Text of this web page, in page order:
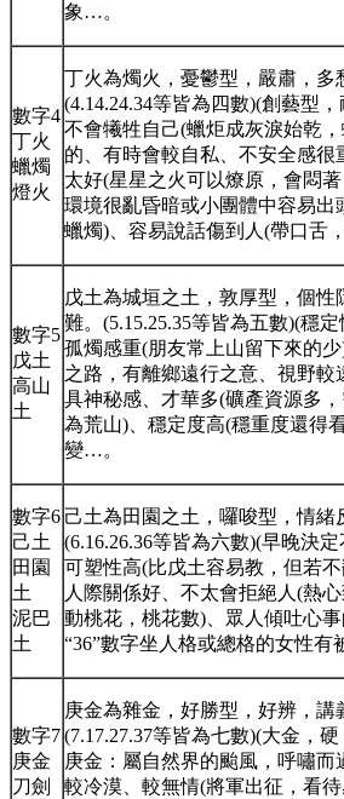
象…。
數字4
丁火
蠟燭
燈火
丁火為燭火，憂鬱型，嚴肅，多
(4.14.24.34等皆為四數)(創藝型
不會犧牲自己(蠟炬成灰淚始乾
的、有時會較自私、不安全感很
太好(星星之火可以燎原，會悶
環境很亂昏暗或小團體中容易出
蠟燭)、容易說話傷到人(帶口舌
數字5
戊土
高山
土
戊土為城垣之土，敦厚型，個性
難。(5.15.25.35等皆為五數)(穩
孤燭感重(朋友常上山留下來的
之路，有離鄉遠行之意、視野較
具神秘感、才華多(礦產資源多
為荒山)、穩定度高(穩重度還得
變…。
數字6
己土
田園
土
泥巴
土
己土為田園之土，囉唆型，情緒
(6.16.26.36等皆為六數)(早晚決
可塑性高(比戊土容易教，但若不
人際關係好、不太會拒絕人(熱
動桃花，桃花數)、眾人傾吐心
“36”數字坐人格或總格的女性有
數字7
庚金
刀劍
庚金為雜金，好勝型，好辨，講
(7.17.27.37等皆為七數)(大金，
庚金：屬自然界的颱風，呼嘯而
較冷漠、較無情(將軍出征，看待